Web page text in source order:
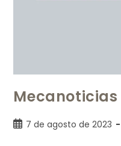
Mecanoticias
7 de agosto de 2023